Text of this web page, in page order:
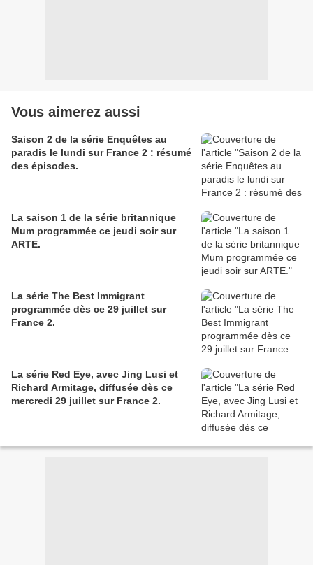
Vous aimerez aussi
Saison 2 de la série Enquêtes au
paradis le lundi sur France 2 : résumé
des épisodes.
La saison 1 de la série britannique
Mum programmée ce jeudi soir sur
ARTE.
La série The Best Immigrant
programmée dès ce 29 juillet sur
France 2.
La série Red Eye, avec Jing Lusi et
Richard Armitage, diffusée dès ce
mercredi 29 juillet sur France 2.